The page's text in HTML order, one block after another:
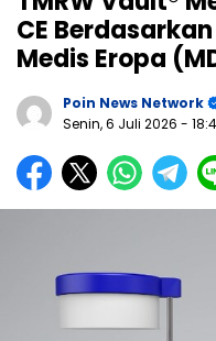
CE
Medis Eropa
Poin News Network
Senin, 6 Juli 2026 -